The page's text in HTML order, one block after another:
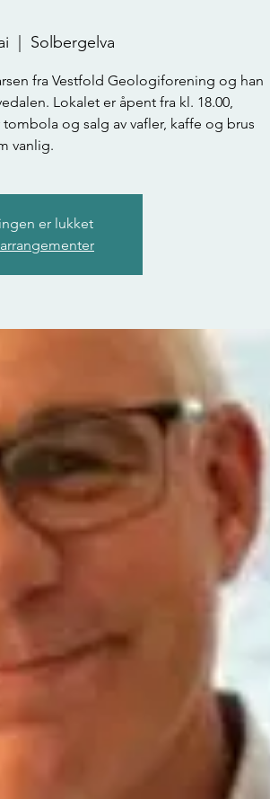
Solbergelva
fra Vestfold Geologiforening og han
Lokalet er åpent fra kl. 18.00,
og salg av vafler, kaffe og brus
vanlig.
er lukket